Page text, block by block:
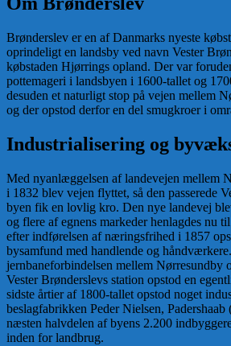
Brønderslev er en af Danmarks nyeste
oprindeligt en landsby ved navn Vester
købstaden Hjørrings opland. Der var
pottemageri i landsbyen i 1600-tallet og
desuden et naturligt stop på vejen mellem
og der opstod derfor en del smugkroer i
Industrialisering og
Med nyanlæggelsen af landevejen mellem
i 1832 blev vejen flyttet, så den passerede
byen fik en lovlig kro. Den nye landevej
og flere af egnens markeder henlagdes nu
efter indførelsen af næringsfrihed i 1857
bysamfund med handlende og
jernbaneforbindelsen mellem
Vester Brønderslevs station opstod en
sidste årtier af 1800-tallet opstod noget
beslagfabrikken Peder Nielsen, Padershaab
næsten halvdelen af byens 2.200
inden for landbrug.